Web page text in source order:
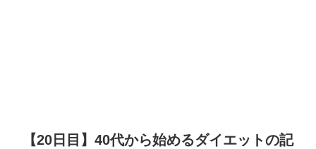
【20日目】40代から始めるダイエットの記